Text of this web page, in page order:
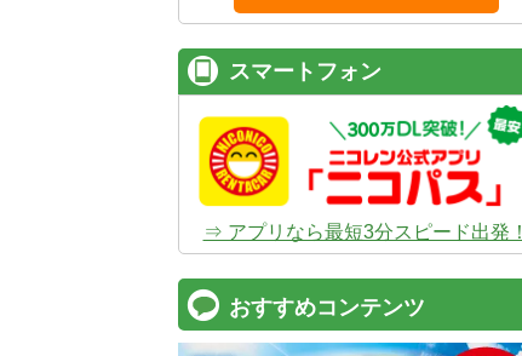
スマートフォン
⇒ アプリなら最短3分スピード出発！
おすすめコンテンツ